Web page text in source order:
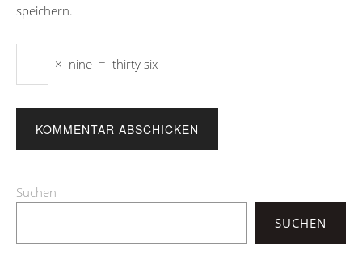
speichern.
× nine = thirty six
Suchen
SUCHEN